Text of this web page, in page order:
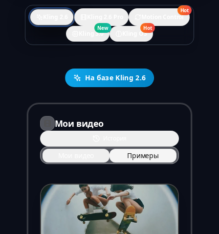
Hot
Motion Control
New
Kling 3.0
Hot
Kling O3
На базе Kling 2.6
Мои видео
Примеры